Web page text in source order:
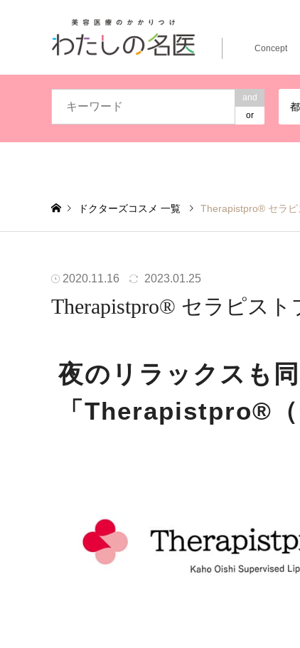
and
or
Concept
ドクターズコスメ 一覧 Therapistpro® セラピ
2020.11.16 2023.01.25
Therapistpro® セラピスト
夜のリラックスも
「 Therapistpro®